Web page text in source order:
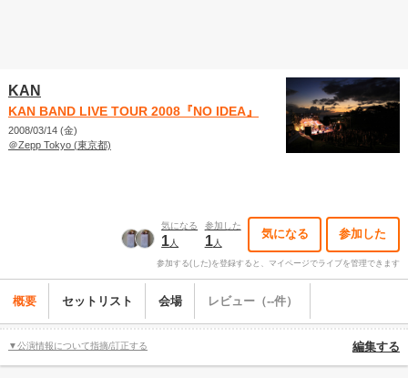
KAN
KAN BAND LIVE TOUR 2008『NO IDEA』
2008/03/14 (金)
＠Zepp Tokyo (東京都)
気になる
1人
参加した
1人
気になる 参加した
参加する(した)を登録すると、マイページでライブを管理できます
概要 セットリスト 会場 レビュー（--件）
▼公演情報について指摘/訂正する 編集する